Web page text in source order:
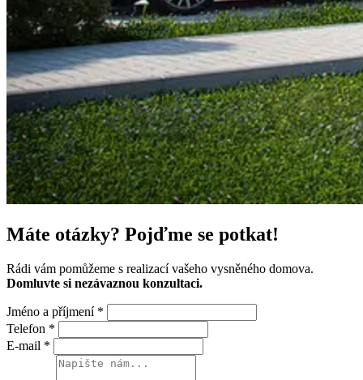
Máte otázky? Pojďme se potkat!
Rádi vám pomůžeme s realizací vašeho vysněného domova.
Domluvte si nezávaznou konzultaci.
Jméno a příjmení *
Telefon *
E-mail *